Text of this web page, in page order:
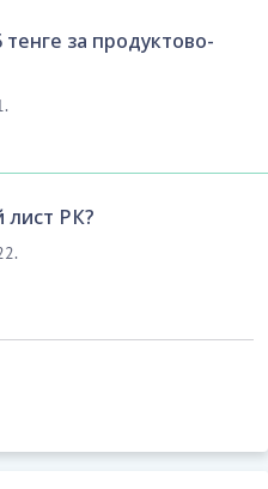
за продуктово-
лист РК?